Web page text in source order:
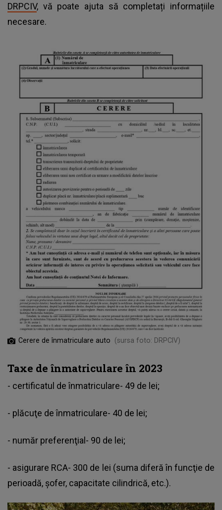
DRPCIV, vă poate ajuta să completați informațiile
necesare.
Cerere de înmatriculare auto (sursa foto: DRPCIV)
Taxe de înmatriculare în 2023
- certificatul de înmatriculare- 49 de lei;
- plăcuţe de înmatriculare- 40 de lei;
- număr preferenţial- 90 de lei;
- asigurare RCA- 300 de lei (suma diferă în funcţie de
perioadă, şofer, capacitate cilindrică, etc.).